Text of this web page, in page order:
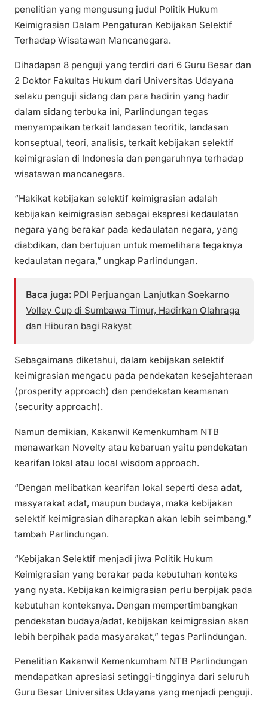
penelitian yang mengusung judul Politik Hukum
Keimigrasian Dalam Pengaturan Kebijakan Selektif
Terhadap Wisatawan Mancanegara.
Dihadapan 8 penguji yang terdiri dari 6 Guru Besar dan
2 Doktor Fakultas Hukum dari Universitas Udayana
selaku penguji sidang dan para hadirin yang hadir
dalam sidang terbuka ini, Parlindungan tegas
menyampaikan terkait landasan teoritik, landasan
konseptual, teori, analisis, terkait kebijakan selektif
keimigrasian di Indonesia dan pengaruhnya terhadap
wisatawan mancanegara.
“Hakikat kebijakan selektif keimigrasian adalah
kebijakan keimigrasian sebagai ekspresi kedaulatan
negara yang berakar pada kedaulatan negara, yang
diabdikan, dan bertujuan untuk memelihara tegaknya
kedaulatan negara,” ungkap Parlindungan.
Baca juga: PDI Perjuangan Lanjutkan Soekarno
Volley Cup di Sumbawa Timur, Hadirkan Olahraga
dan Hiburan bagi Rakyat
Sebagaimana diketahui, dalam kebijakan selektif
keimigrasian mengacu pada pendekatan kesejahteraan
(prosperity approach) dan pendekatan keamanan
(security approach).
Namun demikian, Kakanwil Kemenkumham NTB
menawarkan Novelty atau kebaruan yaitu pendekatan
kearifan lokal atau local wisdom approach.
“Dengan melibatkan kearifan lokal seperti desa adat,
masyarakat adat, maupun budaya, maka kebijakan
selektif keimigrasian diharapkan akan lebih seimbang,”
tambah Parlindungan.
“Kebijakan Selektif menjadi jiwa Politik Hukum
Keimigrasian yang berakar pada kebutuhan konteks
yang nyata. Kebijakan keimigrasian perlu berpijak pada
kebutuhan konteksnya. Dengan mempertimbangkan
pendekatan budaya/adat, kebijakan keimigrasian akan
lebih berpihak pada masyarakat,” tegas Parlindungan.
Penelitian Kakanwil Kemenkumham NTB Parlindungan
mendapatkan apresiasi setinggi-tingginya dari seluruh
Guru Besar Universitas Udayana yang menjadi penguji.